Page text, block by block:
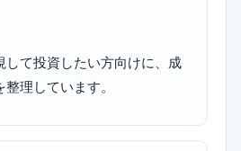
して投資したい方向けに、成
理しています。